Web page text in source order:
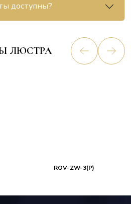
доступны?
ЛЮСТРА